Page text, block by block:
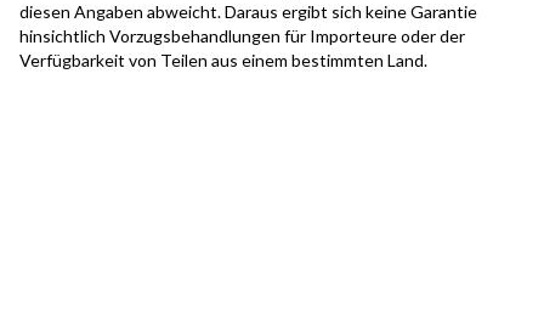
diesen Angaben abweicht. Daraus ergibt sich keine Garantie
hinsichtlich Vorzugsbehandlungen für Importeure oder der
Verfügbarkeit von Teilen aus einem bestimmten Land.